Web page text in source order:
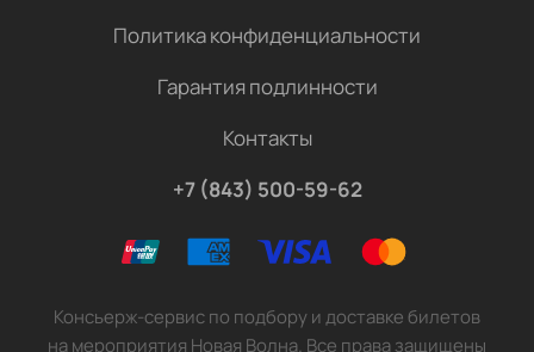
Политика конфиденциальности
Гарантия подлинности
Контакты
+7 (843) 500-59-62
Консьерж-сервис по подбору и доставке билетов
на мероприятия Новая Волна. Все права защищены